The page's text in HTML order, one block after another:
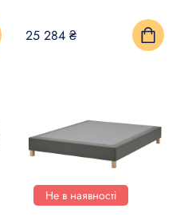
25 284 ₴
Не в наявності